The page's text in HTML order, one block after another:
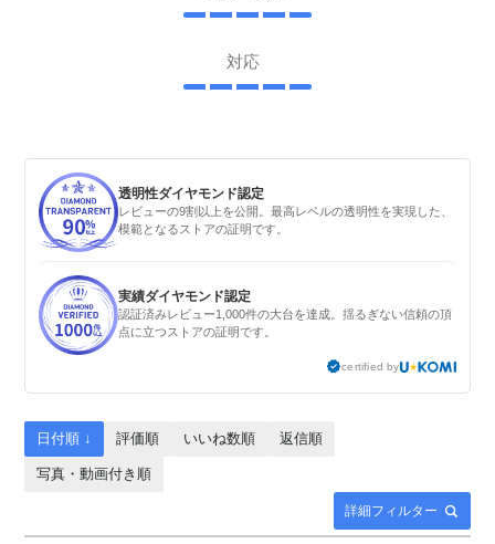
対応
透明性ダイヤモンド認定
レビューの9割以上を公開。最高レベルの透明性を実現した、
模範となるストアの証明です。
実績ダイヤモンド認定
認証済みレビュー1,000件の大台を達成。揺るぎない信頼の頂
点に立つストアの証明です。
certified by
詳細フィルター
日付順 ↓ 評価順 いいね数順 返信順
写真・動画付き順